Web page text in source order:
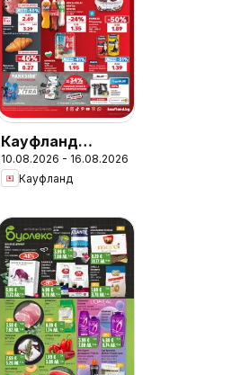
Кауфланд
Седмична
брошура
10.08.2026 - 16.08.2026
Кауфланд